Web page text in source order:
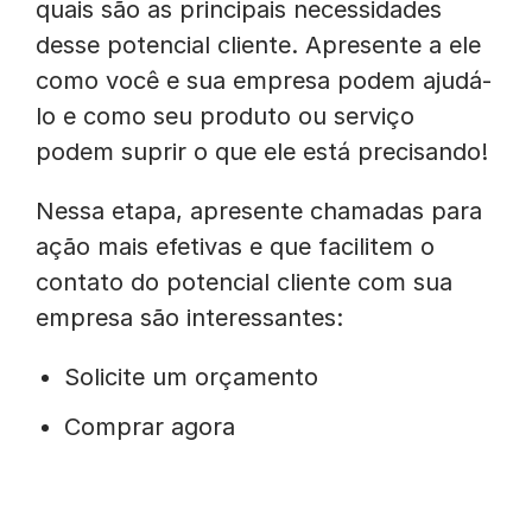
quais são as principais necessidades
desse potencial cliente. Apresente a ele
como você e sua empresa podem ajudá-
lo e como seu produto ou serviço
podem suprir o que ele está precisando!
Nessa etapa, apresente chamadas para
ação mais efetivas e que facilitem o
contato do potencial cliente com sua
empresa são interessantes:
Solicite um orçamento
Comprar agora